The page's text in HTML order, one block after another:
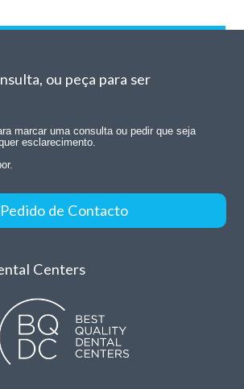
ou peça para ser
marcar uma consulta ou pedir que seja
esclarecimento.
Pedido de Contacto
Centers